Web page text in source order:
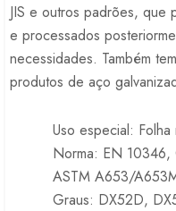
JIS e outros padrões, que
e processados
necessidades. Também
produtos de aço
Uso especial:
Norma: EN
ASTM A653/
Graus: DX52D,